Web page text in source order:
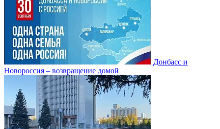
Донбасс и
Новороссия – возвращение домой